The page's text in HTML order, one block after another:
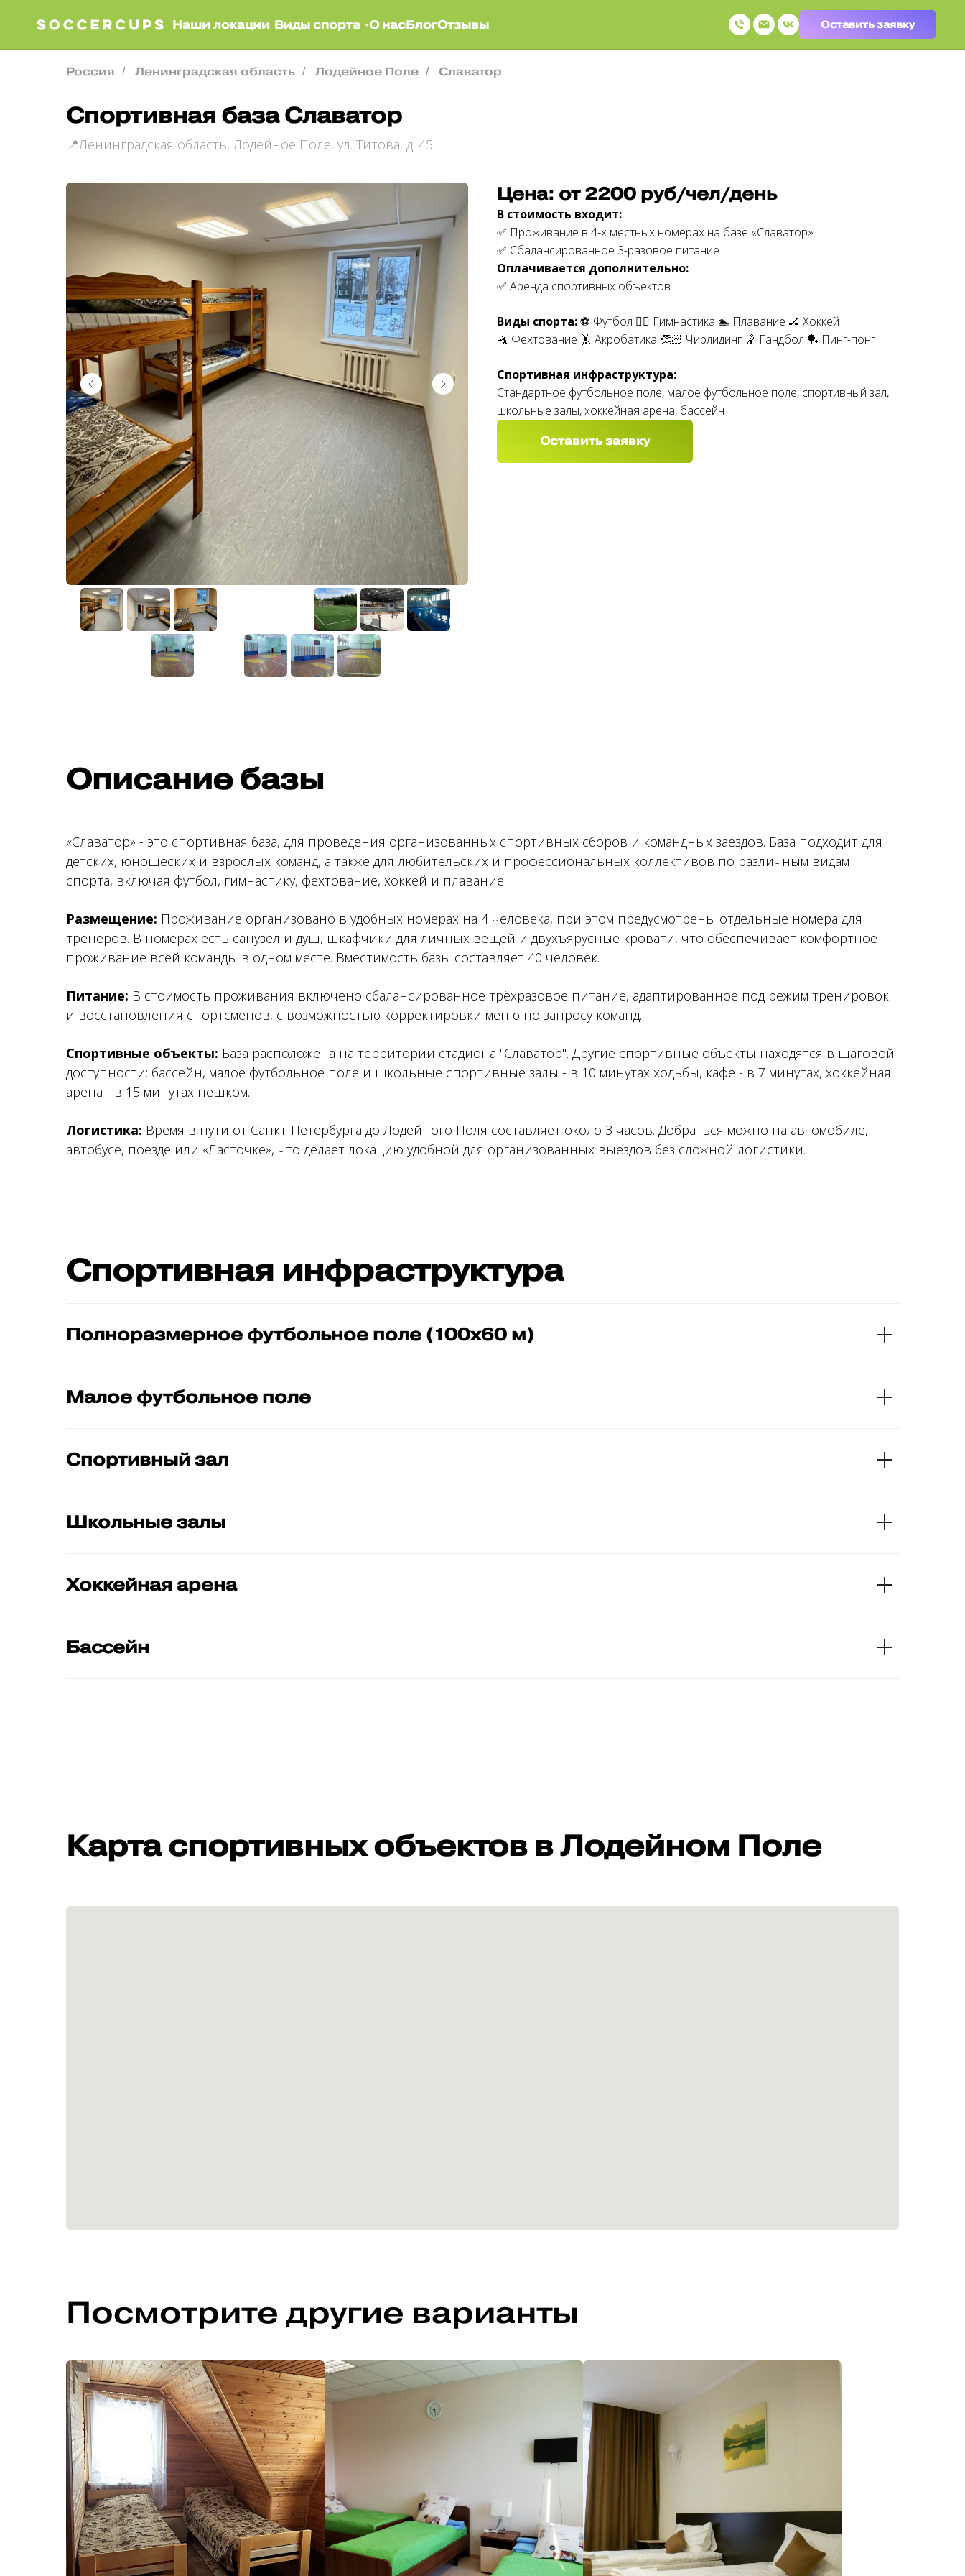
Наши локации Виды спорта О насБлогОтзывы Оставить заявку
Россия / Ленинградская область / Лодейное Поле / Славатор
Спортивная база Славатор
📍Ленинградская область, Лодейное Поле, ул. Титова, д. 45
Цена: от 2200 руб/чел/день
В стоимость входит:
✅ Проживание в 4-х местных номерах на базе «Славатор»
✅ Сбалансированное 3-разовое питание
Оплачивается дополнительно:
✅ Аренда спортивных объектов
Виды спорта:⚽ Футбол 🤸‍♀️ Гимнастика 🏊 Плавание 🏒 Хоккей
🤺 Фехтование 🤸 Акробатика 👏🏻 Чирлидинг 🤾 Гандбол 🏓 Пинг-понг
Спортивная инфраструктура:
Стандартное футбольное поле, малое футбольное поле, спортивный зал,
школьные залы, хоккейная арена, бассейн
Оставить заявку
Описание базы
«Славатор» - это спортивная база, для проведения организованных спортивных сборов и командных заездов. База подходит для
детских, юношеских и взрослых команд, а также для любительских и профессиональных коллективов по различным видам
спорта, включая футбол, гимнастику, фехтование, хоккей и плавание.
Размещение: Проживание организовано в удобных номерах на 4 человека, при этом предусмотрены отдельные номера для
тренеров. В номерах есть санузел и душ, шкафчики для личных вещей и двухъярусные кровати, что обеспечивает комфортное
проживание всей команды в одном месте. Вместимость базы составляет 40 человек.
Питание: В стоимость проживания включено сбалансированное трёхразовое питание, адаптированное под режим тренировок
и восстановления спортсменов, с возможностью корректировки меню по запросу команд.
Спортивные объекты: База расположена на территории стадиона "Славатор". Другие спортивные объекты находятся в шаговой
доступности: бассейн, малое футбольное поле и школьные спортивные залы - в 10 минутах ходьбы, кафе - в 7 минутах, хоккейная
арена - в 15 минутах пешком.
Логистика: Время в пути от Санкт-Петербурга до Лодейного Поля составляет около 3 часов. Добраться можно на автомобиле,
автобусе, поезде или «Ласточке», что делает локацию удобной для организованных выездов без сложной логистики.
Спортивная инфраструктура
Полноразмерное футбольное поле (100х60 м)
Малое футбольное поле
Спортивный зал
Школьные залы
Хоккейная арена
Бассейн
Карта спортивных объектов в Лодейном Поле
Посмотрите другие варианты